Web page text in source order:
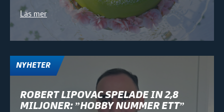
Läs mer
NYHETER
ROBERT LIPOVAC SPELADE IN 2,8
MILJONER: ”HOBBY NUMMER ETT”